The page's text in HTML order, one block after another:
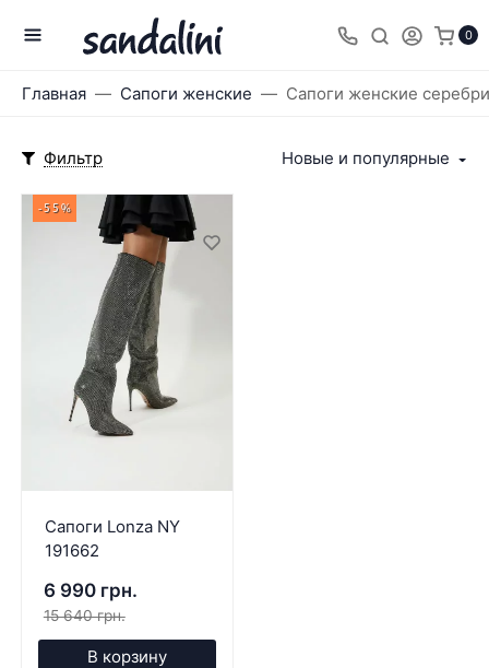
0
Главная Сапоги женские Сапоги женские
Фильтр Новые и популярные
-55%
Сапоги Lonza NY
191662
6 990 грн.
15 640 грн.
В корзину